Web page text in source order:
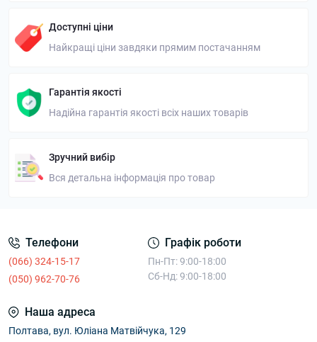
Доступні ціни
Найкращі ціни завдяки прямим постачанням
Гарантія якості
Надійна гарантія якості всіх наших товарів
Зручний вибір
Вся детальна інформація про товар
Телефони
(066) 324-15-17
(050) 962-70-76
Графік роботи
Пн-Пт: 9:00-18:00
Сб-Нд: 9:00-18:00
Наша адреса
Полтава, вул. Юліана Матвійчука, 129